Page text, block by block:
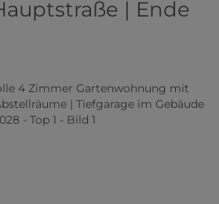
| Ende